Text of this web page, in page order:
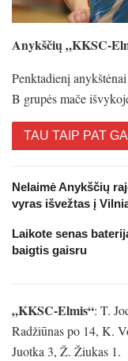
Anykščių „KKSC-
Penktadienį
B grupės mače
TAU TAIP PAT
Nelaimė Anykščių
vyras išvežtas į
Laikote senas
baigtis gaisru
„KKSC-Elmis“: T.
Radžiūnas po 14, K.
Juotka 3, Ž. Žiukas 1.